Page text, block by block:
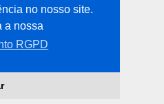
no nosso site.
a nossa
RGPD